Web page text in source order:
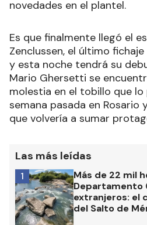
novedades en el plantel.
Es que finalmente llegó el
Zenclussen, el último
y esta noche tendrá su
Mario Ghersetti se
molestia en el tobillo que lo
semana pasada en Rosario
que volvería a sumar
Las más leídas
Más de 22 mil
Departamento
extranjeros: el
del Salto de
1